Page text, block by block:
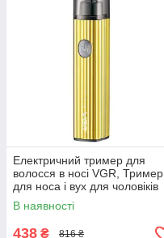
Електричний тример для
волосся в носі VGR, Тример
для носа і вух для чоловіків
насадка носа HR-59
В наявності
438 ₴ 816 ₴